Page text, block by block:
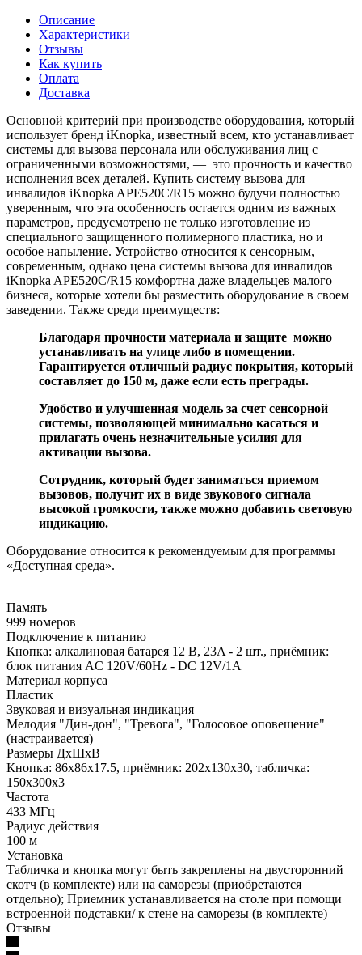
Описание
Характеристики
Отзывы
Как купить
Оплата
Доставка
Основной критерий при производстве оборудования, который
использует бренд iKnopka, известный всем, кто устанавливает
системы для вызова персонала или обслуживания лиц с
ограниченными возможностями, — это прочность и качество
исполнения всех деталей. Купить систему вызова для
инвалидов iKnopka APE520C/R15 можно будучи полностью
уверенным, что эта особенность остается одним из важных
параметров, предусмотрено не только изготовление из
специального защищенного полимерного пластика, но и
особое напыление. Устройство относится к сенсорным,
современным, однако цена системы вызова для инвалидов
iKnopka APE520C/R15 комфортна даже владельцев малого
бизнеса, которые хотели бы разместить оборудование в своем
заведении. Также среди преимуществ:
Благодаря прочности материала и защите можно
устанавливать на улице либо в помещении.
Гарантируется отличный радиус покрытия, который
составляет до 150 м, даже если есть преграды.
Удобство и улучшенная модель за счет сенсорной
системы, позволяющей минимально касаться и
прилагать очень незначительные усилия для
активации вызова.
Сотрудник, который будет заниматься приемом
вызовов, получит их в виде звукового сигнала
высокой громкости, также можно добавить световую
индикацию.
Оборудование относится к рекомендуемым для программы
«Доступная среда».
Память
999 номеров
Подключение к питанию
Кнопка: алкалиновая батарея 12 В, 23A - 2 шт., приёмник:
блок питания AC 120V/60Hz - DC 12V/1A
Материал корпуса
Пластик
Звуковая и визуальная индикация
Мелодия "Дин-дон", "Тревога", "Голосовое оповещение"
(настраивается)
Размеры ДхШхВ
Кнопка: 86x86x17.5, приёмник: 202x130x30, табличка:
150х300х3
Частота
433 МГц
Радиус действия
100 м
Установка
Табличка и кнопка могут быть закреплены на двусторонний
скотч (в комплекте) или на саморезы (приобретаются
отдельно); Приемник устанавливается на столе при помощи
встроенной подставки/ к стене на саморезы (в комплекте)
Отзывы